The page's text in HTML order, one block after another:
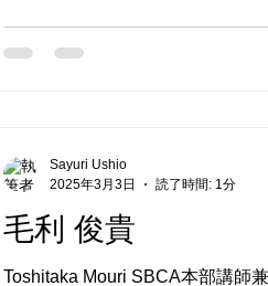
毛利 俊貴
Toshitaka Mouri SBCA本部講師
Sayuri Ushio
2025年3月3日
読了時間: 1分